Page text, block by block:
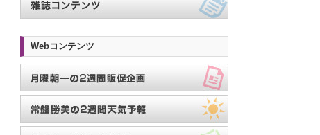
Webコンテンツ